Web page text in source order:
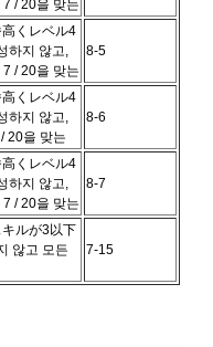
/ 20을 맞는
くレベル4
하지 않고,
/ 20을 맞는
8-5
くレベル4
하지 않고,
20을 맞는
8-6
くレベル4
하지 않고,
/ 20을 맞는
8-7
ルが3以下
않고 모든
7-15